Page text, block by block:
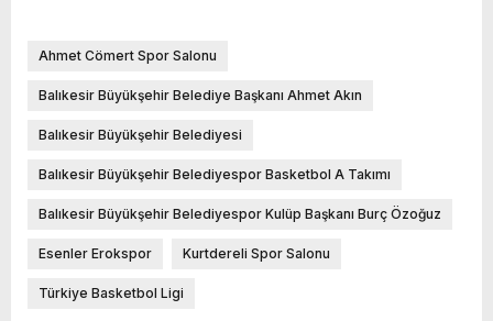
Ahmet Cömert Spor Salonu
Balıkesir Büyükşehir Belediye Başkanı Ahmet Akın
Balıkesir Büyükşehir Belediyesi
Balıkesir Büyükşehir Belediyespor Basketbol A Takımı
Balıkesir Büyükşehir Belediyespor Kulüp Başkanı Burç Özoğuz
Esenler Erokspor Kurtdereli Spor Salonu
Türkiye Basketbol Ligi